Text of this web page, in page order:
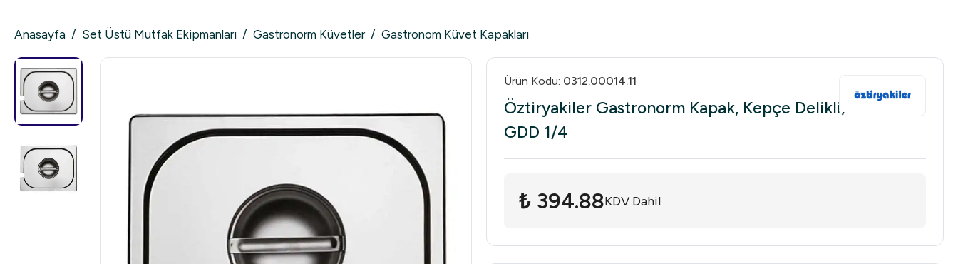
Anasayfa / Set Üstü Mutfak Ekipmanları / Gastronorm Küvetler / Gastronom Küvet Kapakları
Ürün Kodu: 0312.00014.11
Öztiryakiler Gastronorm Kapak, Kepçe Delikli,
GDD 1/4
₺ 394.88KDV Dahil